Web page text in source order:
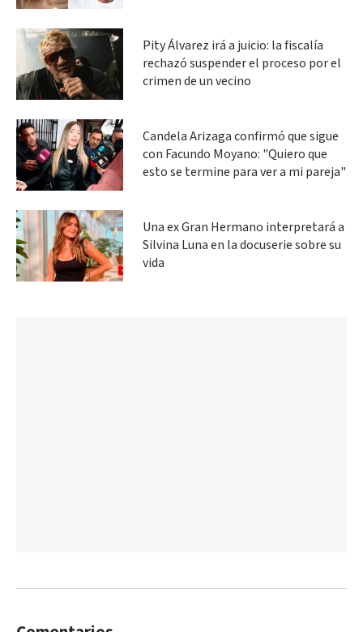
Pity Álvarez irá a juicio: la fiscalía
rechazó suspender el proceso por el
crimen de un vecino
Candela Arizaga confirmó que sigue
con Facundo Moyano: "Quiero que
esto se termine para ver a mi pareja"
Una ex Gran Hermano interpretará a
Silvina Luna en la docuserie sobre su
vida